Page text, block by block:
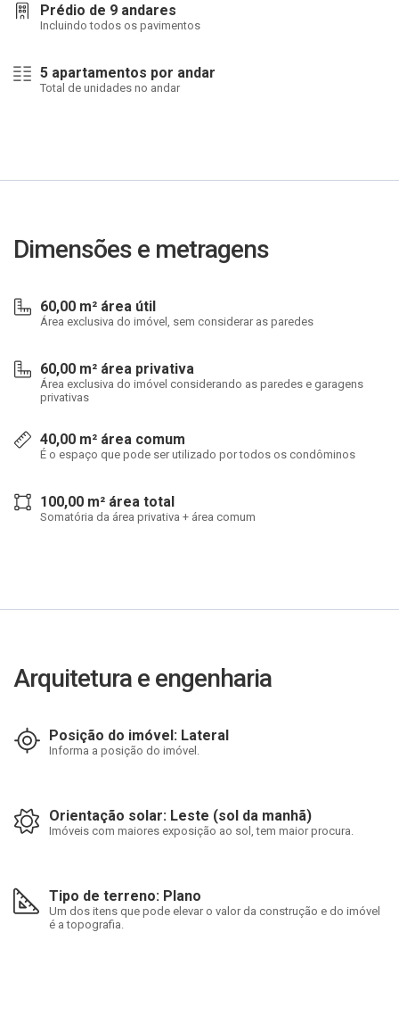
Prédio de 9 andares
Incluindo todos os pavimentos
5 apartamentos por andar
Total de unidades no andar
Dimensões e metragens
60,00 m² área útil
Área exclusiva do imóvel, sem considerar as paredes
60,00 m² área privativa
Área exclusiva do imóvel considerando as paredes e garagens
privativas
40,00 m² área comum
É o espaço que pode ser utilizado por todos os condôminos
100,00 m² área total
Somatória da área privativa + área comum
Arquitetura e engenharia
Posição do imóvel: Lateral
Informa a posição do imóvel.
Orientação solar: Leste (sol da manhã)
Imóveis com maiores exposição ao sol, tem maior procura.
Tipo de terreno: Plano
Um dos itens que pode elevar o valor da construção e do imóvel
é a topografia.